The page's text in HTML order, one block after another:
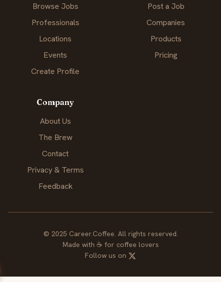
Browse Jobs
Professionals
Locations
Events
Create Profile
Post a Job
Companies
Products
Pricing
Company
About Us
The Brew
Contact
Privacy & Terms
Feedback
© 2025 Career.Coffee. All rights reserved.
Made with ☕ for coffee lovers
Follow us on